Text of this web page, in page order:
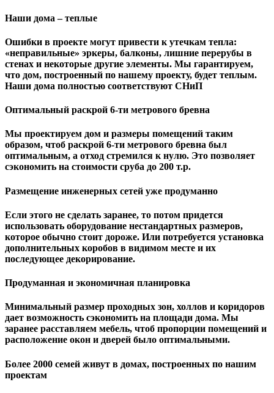
Наши дома – теплые
Ошибки в проекте могут привести к утечкам тепла:
«неправильные» эркеры, балконы, лишние перерубы в
стенах и некоторые другие элементы. Мы гарантируем,
чтo дом, построенный по нашему проекту, будет теплым.
Наши дома полностью соответствуют СНиП
Оптимальный раскрой 6-ти метрового бревна
Мы проектируем дом и размеры помещений таким
образом, чтоб раскрой 6-ти метрового бревна был
оптимальным, а отход стремился к нулю. Это позволяет
сэкономить на стоимости сруба до 200 т.р.
Размещение инженерных сетей уже продуманно
Если этого не сделать заранее, то потом придется
использовать оборудование нестандартных размеров,
которое обычно стоит дороже. Или потребуется установка
дополнительных коробов в видимом месте и их
последующее декорирование.
Продуманная и экономичная планировка
Минимальный размер проходных зон, холлов и коридоров
дает возможность сэкономить на площади дома. Мы
заранее расставляем мебель, чтоб пропорции помещений и
расположение окон и дверей было оптимальными.
Более 2000 семей живут в домах, построенных по нашим
проектам